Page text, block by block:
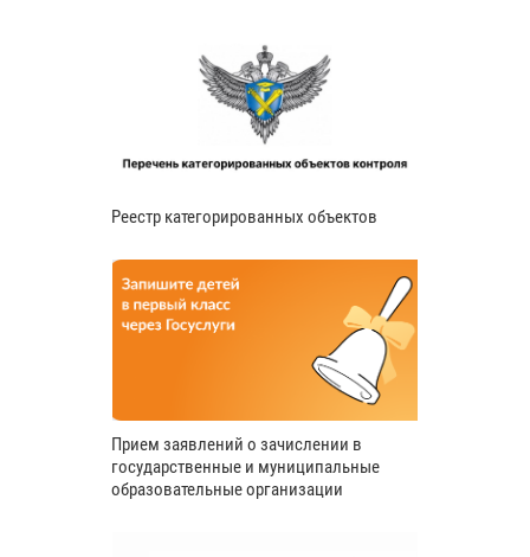
Реестр категорированных объектов
Прием заявлений о зачислении в
государственные и муниципальные
образовательные организации